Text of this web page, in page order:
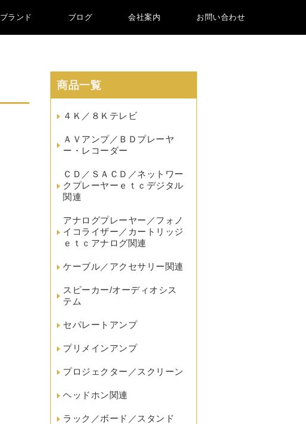
ブランド ブログ 会社案内 お問い合わせ
商品一覧
４Ｋ／８Ｋテレビ
ＡＶアンプ／ＢＤプレーヤ
ー・レコーダー
ＣＤ／ＳＡＣＤ／ネットワー
クプレーヤーｅｔｃデジタル
関連
アナログプレーヤー／フォノ
イコライザー／カートリッジ
ｅｔｃアナログ関連
ケーブル／アクセサリー関連
スピーカー/オーディオシス
テム
セパレートアンプ
プリメインアンプ
プロジェクター／スクリーン
ヘッドホン関連
ラック／ボード／スタンド